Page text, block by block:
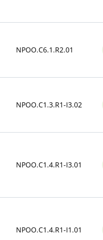
NPOO.C6.1.R2.01
NPOO.C1.3.R1-I3.02
NPOO.C1.4.R1-I3.01
NPOO.C1.4.R1-I1.01